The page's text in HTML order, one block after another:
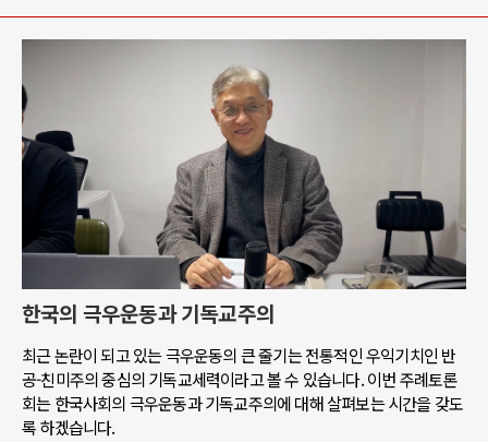
한국의 극우운동과 기독교주의
최근 논란이 되고 있는 극우운동의 큰 줄기는 전통적인 우익기치인 반
공-친미주의 중심의 기독교세력이라고 볼 수 있습니다. 이번 주례토론
회는 한국사회의 극우운동과 기독교주의에 대해 살펴보는 시간을 갖도
록 하겠습니다.